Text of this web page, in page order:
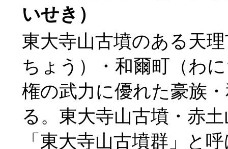
いせき）
東大寺山古墳のある天
ちょう）・和爾町（わ
権の武力に優れた豪族
る。東大寺山古墳・赤
「東大寺山古墳群」と